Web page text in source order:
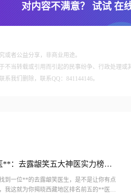
对内容不满意？ 试试 在
或者公益分享，非商业用途。
不当转载或引用而引起的民事纷争、行政处理或
我们删除，联系QQ：841144146。
**：去露龈笑五大神医实力榜
变的不二选择
到一位**的去露龈笑医生，是不是让你有点
我这就为你揭晓西藏地区排名前五的**医